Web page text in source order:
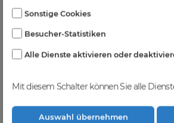
Bei DomainCatcher
Domains, die darauf
vielfältigen
Geschäft
Raum zu
realisieren wir
Online-Bereich.
Sonstige Cookies
Besucher-Statistiken
Alle Dienste aktivieren oder
Mit diesem Schalter können Sie alle
Auswahl übernehmen